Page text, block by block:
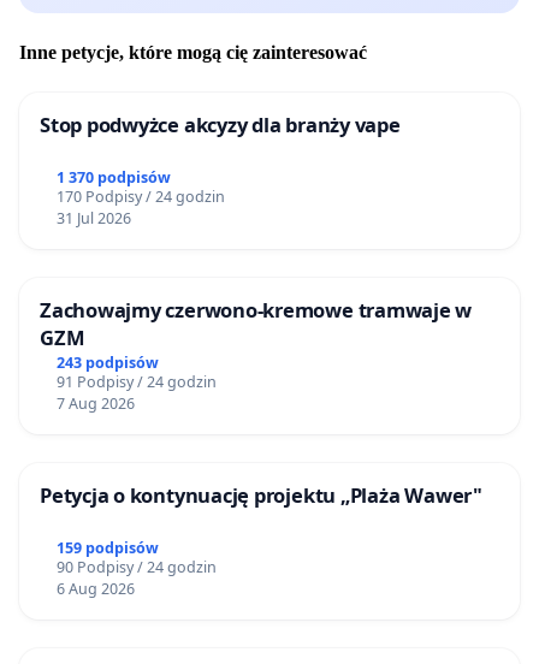
Inne petycje, które mogą cię zainteresować
Stop podwyżce akcyzy dla branży vape
1 370 podpisów
170 Podpisy / 24 godzin
31 Jul 2026
Zachowajmy czerwono-kremowe tramwaje w
GZM
243 podpisów
91 Podpisy / 24 godzin
7 Aug 2026
Petycja o kontynuację projektu „Plaża Wawer"
159 podpisów
90 Podpisy / 24 godzin
6 Aug 2026